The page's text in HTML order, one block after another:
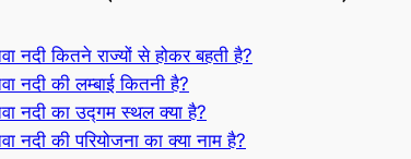
नदी कितने राज्यों से होकर बहती है?
नदी की लम्बाई कितनी है?
नदी का उद्गम स्थल क्या है?
नदी की परियोजना का क्या नाम है?